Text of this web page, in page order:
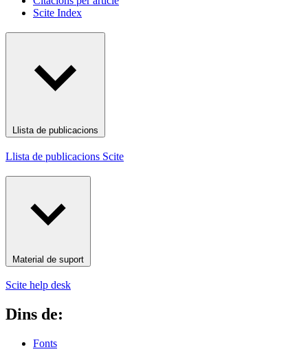
Scite Index
Llista de publicacions
Llista de publicacions Scite
Material de suport
Scite help desk
Dins de:
Fonts